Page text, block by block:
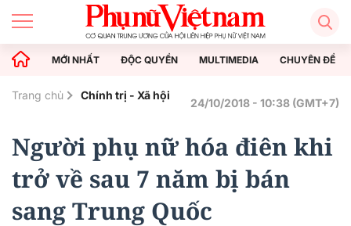
MỚI NHẤT ĐỘC QUYỀN MULTIMEDIA CHUYÊN ĐỀ
Trang chủ Chính trị - Xã hội
24/10/2018 - 10:38 (GMT+7)
Người phụ nữ hóa điên khi
trở về sau 7 năm bị bán
sang Trung Quốc